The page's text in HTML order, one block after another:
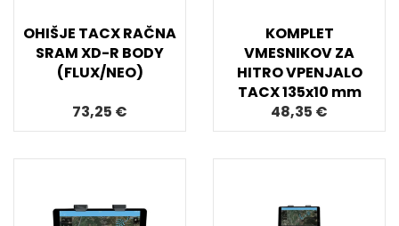
OHIŠJE TACX RAČNA
SRAM XD-R BODY
(FLUX/NEO)
73,25 €
KOMPLET
VMESNIKOV ZA
HITRO VPENJALO
TACX 135x10 mm
48,35 €